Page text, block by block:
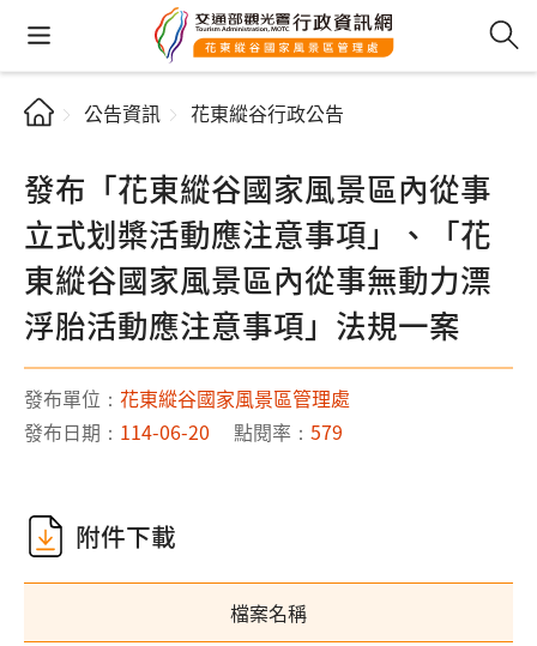
公告資訊 花東縱谷行政公告
發布「花東縱谷國家風景區內從事
立式划槳活動應注意事項」、「花
東縱谷國家風景區內從事無動力漂
浮胎活動應注意事項」法規一案
發布單位： 花東縱谷國家風景區管理處
發布日期： 114-06-20 點閱率： 579
附件下載
檔案名稱